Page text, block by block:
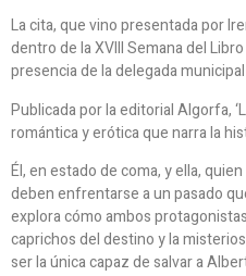
La cita, que vino presentada por
dentro de la XVIII Semana del
presencia de la delegada
Publicada por la editorial Algorfa,
romántica y erótica que narra la
Él, en estado de coma, y ella,
deben enfrentarse a un pasado
explora cómo ambos
caprichos del destino y la
ser la única capaz de salvar a